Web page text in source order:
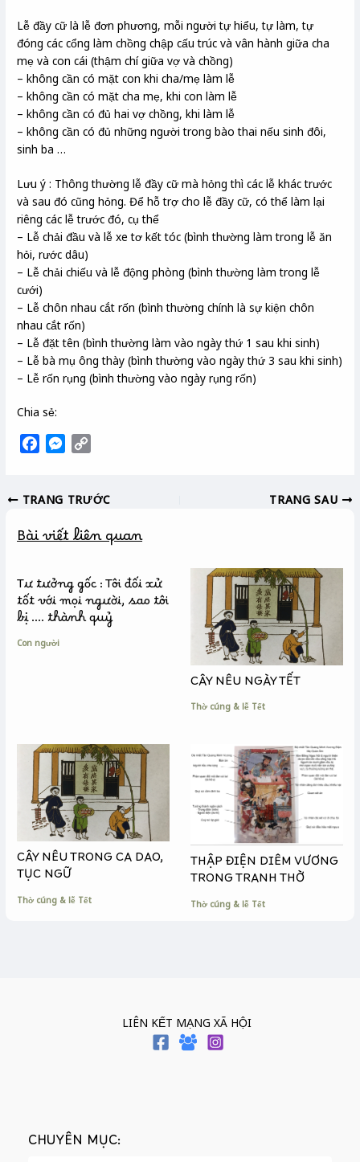
Lễ đầy cữ là lễ đơn phương, mỗi người tự hiểu, tự làm, tự
đóng các cổng làm chồng chập cấu trúc và vân hành giữa cha
mẹ và con cái (thậm chí giữa vợ và chồng)
– không cần có mặt con khi cha/mẹ làm lễ
– không cần có mặt cha mẹ, khi con làm lễ
– không cần có đủ hai vợ chồng, khi làm lễ
– không cần có đủ những người trong bào thai nếu sinh đôi,
sinh ba …
Lưu ý : Thông thường lễ đầy cữ mà hỏng thì các lễ khác trước
và sau đó cũng hỏng. Để hỗ trợ cho lễ đầy cữ, có thể làm lại
riêng các lễ trước đó, cụ thể
– Lễ chải đầu và lễ xe tơ kết tóc (bình thường làm trong lễ ăn
hỏi, rước dâu)
– Lễ chải chiếu và lễ động phòng (bình thường làm trong lễ
cưới)
– Lễ chôn nhau cắt rốn (bình thường chính là sự kiện chôn
nhau cắt rốn)
– Lễ đặt tên (bình thường làm vào ngày thứ 1 sau khi sinh)
– Lễ bà mụ ông thày (bình thường vào ngày thứ 3 sau khi sinh)
– Lễ rốn rụng (bình thường vào ngày rụng rốn)
Chia sẻ:
e
o
k
M
s
n
e
r
y
i
k
TRANG TRƯỚC TRANG SAU
Bài viết liên quan
Tư tưởng gốc : Tôi đối xử
tốt với mọi người, sao tôi
bị …. thành quỷ
Con người
CÂY NÊU NGÀY TẾT
Thờ cúng & lễ Tết
CÂY NÊU TRONG CA DAO,
TỤC NGỮ
Thờ cúng & lễ Tết
THẬP ĐIỆN DIÊM VƯƠNG
TRONG TRANH THỜ
Thờ cúng & lễ Tết
LIÊN KẾT MẠNG XÃ HỘI
CHUYÊN MỤC: